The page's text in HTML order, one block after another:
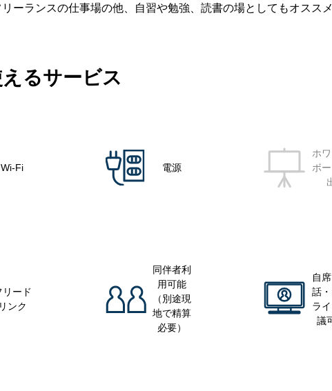
ーランスの仕事場の他、自習や勉強、読書の場としてもオススメ
るサービス
Wi-Fi 電源
ホ
ボ
リード
リンク
同伴者利
用可能
（別途現
地で精算
必要）
自
話
ラ
議